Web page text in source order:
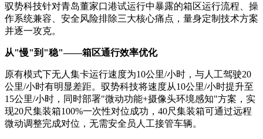
驭势科技针对青岛董家口港试运行中暴露的箱区运行流程、操
作系统兼容、安全风险排除三大核心痛点，量身定制技术方案
并逐一攻克。
从"慢"到"稳"——箱区通行效率优化
原有模式下无人集卡运行速度为10公里/小时，与人工驾驶20
公里/小时有明显差距。驭势科技将速度从10公里/小时提升至
15公里/小时，同时部署"微动功能+摄像头环境感知"方案，实
现20尺集装箱100%一次性对位成功，40尺集装箱可通过远程
微动调整完成对位，无需安全员人工接管车辆。